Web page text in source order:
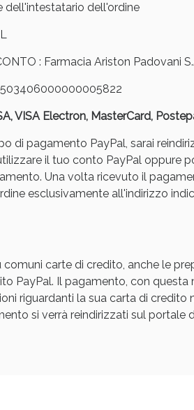
dell'intestatario dell'ordine
: Farmacia Ariston Padovani
VISA Electron, MasterCard,
di pagamento PayPal, sarai
il tuo conto PayPal oppure
Una volta ricevuto il
esclusivamente all'indirizzo
carte di credito, anche le
PayPal. Il pagamento, con
riguardanti la sua carta di
si verrà reindirizzati sul portale